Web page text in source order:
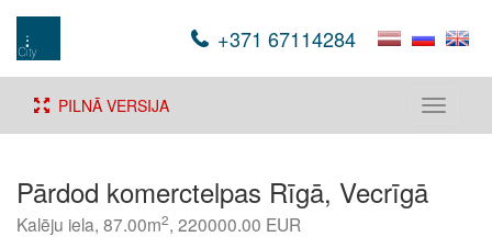
+371 67114284
Toggle
PILNĀ VERSIJA
Pārdod komerctelpas Rīgā, Vecrīgā
Kalēju iela, 87.00m2, 220000.00 EUR